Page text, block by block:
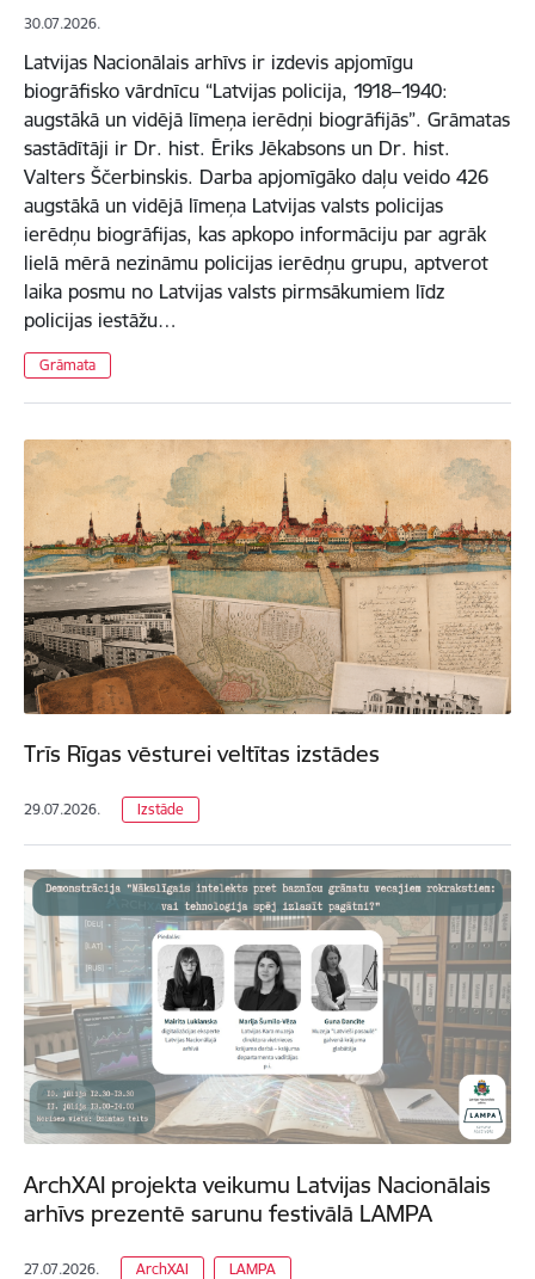
30.07.2026.
Latvijas Nacionālais arhīvs ir izdevis apjomīgu
biogrāfisko vārdnīcu “Latvijas policija, 1918–1940:
augstākā un vidējā līmeņa ierēdņi biogrāfijās”. Grāmatas
sastādītāji ir Dr. hist. Ēriks Jēkabsons un Dr. hist.
Valters Ščerbinskis. Darba apjomīgāko daļu veido 426
augstākā un vidējā līmeņa Latvijas valsts policijas
ierēdņu biogrāfijas, kas apkopo informāciju par agrāk
lielā mērā nezināmu policijas ierēdņu grupu, aptverot
laika posmu no Latvijas valsts pirmsākumiem līdz
policijas iestāžu…
Grāmata
Trīs Rīgas vēsturei veltītas izstādes
29.07.2026. Izstāde
ArchXAI projekta veikumu Latvijas Nacionālais
arhīvs prezentē sarunu festivālā LAMPA
27.07.2026. ArchXAI LAMPA